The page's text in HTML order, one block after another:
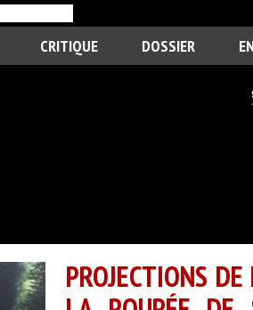
CRITIQUE DOSSIER
PROJECTIONS